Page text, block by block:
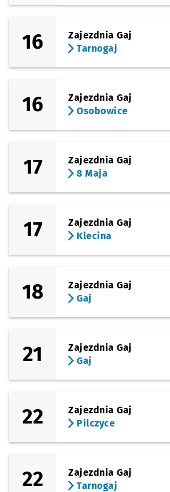
16
Zajezdnia Gaj
Tarnogaj
16
Zajezdnia Gaj
Osobowice
17
Zajezdnia Gaj
8 Maja
17
Zajezdnia Gaj
Klecina
18
Zajezdnia Gaj
Gaj
21
Zajezdnia Gaj
Gaj
22
Zajezdnia Gaj
Pilczyce
22
Zajezdnia Gaj
Tarnogaj